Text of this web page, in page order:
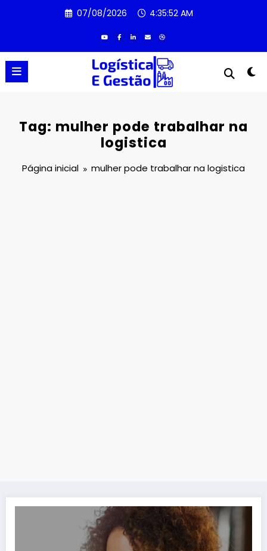
07/08/2026 4:35:52 AM
Tag: mulher pode trabalhar na
logistica
Página inicial mulher pode trabalhar na logistica